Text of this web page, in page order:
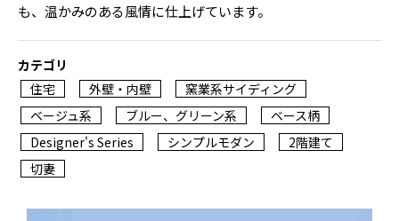
も、温かみのある風情に仕上げています。
カテゴリ
住宅
外壁・内壁
窯業系サイディング
ベージュ系
ブルー、グリーン系
ベース柄
Designer's Series
シンプルモダン
2階建て
切妻